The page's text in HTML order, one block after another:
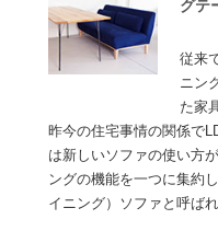
グテ
従来
ニン
た家
昨今の住宅事情の関係で
は新しいソファの使い方
ングの機能を一つに集約
イニング）ソファと呼ば